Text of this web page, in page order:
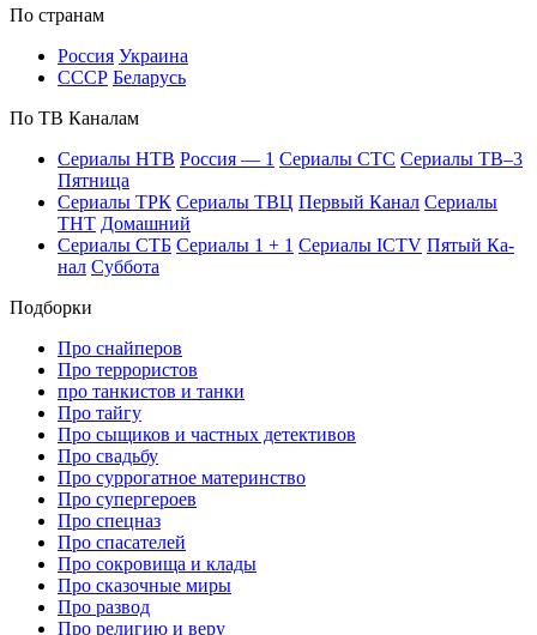
По стра­нам
Рос­сия Ук­раи­на
СССР Бе­ла­русь
По ТВ Ка­на­лам
Се­риа­лы НТВ Рос­сия — 1 Се­риа­лы СТС Се­риа­лы ТВ–3
Пят­ни­ца
Се­риа­лы ТРК Се­риа­лы ТВЦ Пер­вый Ка­нал Се­риа­лы
ТНТ До­маш­ний
Се­риа­лы СТБ Се­риа­лы 1 + 1 Се­риа­лы ICTV Пя­тый Ка­
нал Суб­бо­та
Подборки
Про снайперов
Про террористов
про танкистов и танки
Про тайгу
Про сыщиков и частных детективов
Про свадьбу
Про суррогатное материнство
Про супергероев
Про спецназ
Про спасателей
Про сокровища и клады
Про сказочные миры
Про развод
Про религию и веру